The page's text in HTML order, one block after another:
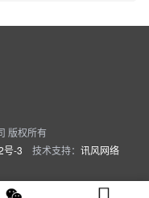
版权所有
号-3 技术支持： 讯风网络